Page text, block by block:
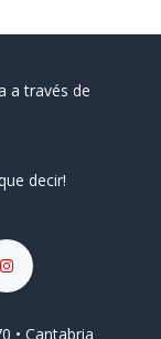
a través de
decir!
• Cantabria